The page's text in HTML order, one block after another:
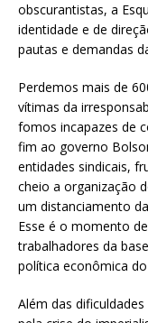
obscurantistas, a
identidade e de
pautas e demandas
Perdemos mais de
vítimas da
fomos incapazes de
fim ao governo
entidades sindicais,
cheio a organização
um distanciamento
Esse é o momento
trabalhadores da
política econômica
Além das